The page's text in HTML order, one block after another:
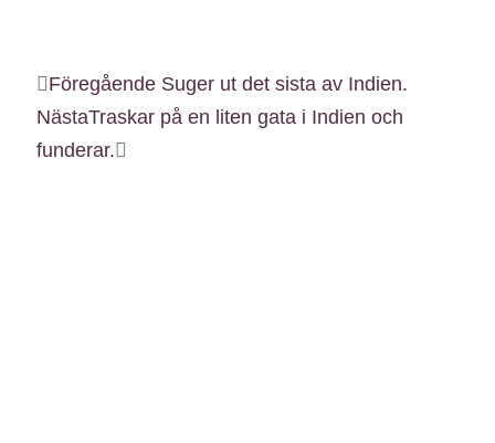
Föregående Suger ut det sista av Indien.
NästaTraskar på en liten gata i Indien och
funderar.